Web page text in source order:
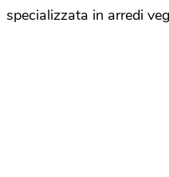
specializzata in arredi